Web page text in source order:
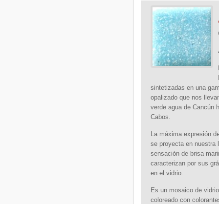
sintetizadas en una
opalizado que nos
verde agua de Cancún
Cabos.
La máxima expresión
se proyecta en nuestra
sensación de brisa
caracterizan por sus
en el vidrio.
Es un mosaico de
coloreado con